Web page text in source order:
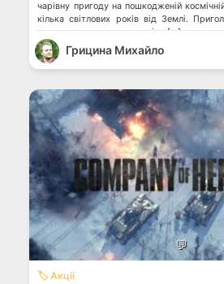
чарівну пригоду на пошкодженій
кілька світлових років від Землі.
проєкту, захоплива розповідь […]
Грицина Михайло
💬
🏷️ Акції